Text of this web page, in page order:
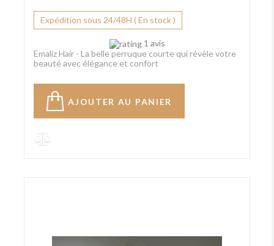
Expédition sous 24/48H ( En stock )
1 avis
Emaliz Hair - La belle perruque courte qui révèle votre
beauté avec élégance et confort
AJOUTER AU PANIER